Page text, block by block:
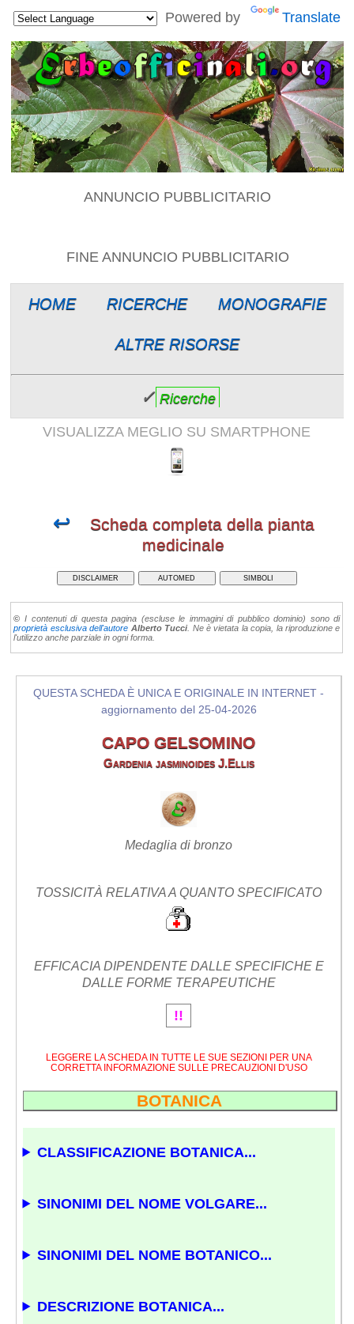
Powered by Translate
ANNUNCIO PUBBLICITARIO
FINE ANNUNCIO PUBBLICITARIO
HOME RICERCHE MONOGRAFIE
ALTRE RISORSE
✓ Ricerche
VISUALIZZA MEGLIO SU SMARTPHONE
↩ Scheda completa della pianta
medicinale
DISCLAIMER AUTOMED SIMBOLI
© I contenuti di questa pagina (escluse le immagini di pubblico dominio) sono di
proprietà esclusiva dell'autore Alberto Tucci . Ne è vietata la copia, la riproduzione e
l'utilizzo anche parziale in ogni forma.
QUESTA SCHEDA È UNICA E ORIGINALE IN INTERNET -
aggiornamento del 25-04-2026
CAPO GELSOMINO
Gardenia jasminoides J.Ellis
Medaglia di bronzo
TOSSICITÀ RELATIVA A QUANTO SPECIFICATO
EFFICACIA DIPENDENTE DALLE SPECIFICHE E
DALLE FORME TERAPEUTICHE
!!
LEGGERE LA SCHEDA IN TUTTE LE SUE SEZIONI PER UNA
CORRETTA INFORMAZIONE SULLE PRECAUZIONI D'USO
BOTANICA
CLASSIFICAZIONE BOTANICA...
SINONIMI DEL NOME VOLGARE...
SINONIMI DEL NOME BOTANICO...
DESCRIZIONE BOTANICA...